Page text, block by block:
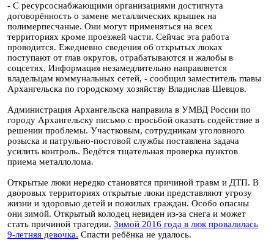
- С ресурсоснабжающими организациями достигнута
договорённость о замене металлических крышек на
полимерпесчаные. Они могут применяться на всех
территориях кроме проезжей части. Сейчас эта работа
проводится. Ежедневно сведения об открытых люках
поступают от глав округов, отрабатываются и жалобы в
соцсетях. Информация незамедлительно направляется
владельцам коммунальных сетей, - сообщил заместитель главы
Архангельска по городскому хозяйству Владислав Шевцов.
Администрация Архангельска направила в УМВД России по
городу Архангельску письмо с просьбой оказать содействие в
решении проблемы. Участковым, сотрудникам уголовного
розыска и патрульно-постовой службы поставлена задача
усилить контроль. Ведётся тщательная проверка пунктов
приема металлолома.
Открытые люки нередко становятся причиной травм и ДТП. В
дворовых территориях открытые люки представляют угрозу
жизни и здоровью детей и пожилых граждан. Особо опасны
они зимой. Открытый колодец невиден из-за снега и может
стать причиной трагедии. Зимой 2016 года в люк провалилась
9-летняя девочка. Спасти ребёнка не удалось.